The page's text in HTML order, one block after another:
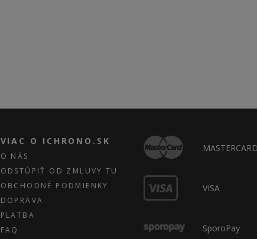
VIAC O ICHRONO.SK
O NÁS
ODSTÚPIŤ OD ZMLUVY TU
OBCHODNÉ PODMIENKY
DOPRAVA
PLATBA
FAQ
MASTERCARD
VISA
SporoPay